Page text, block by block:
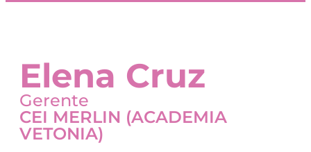
Elena Cruz
Gerente
CEI MERLIN (ACADEMIA
VETONIA)